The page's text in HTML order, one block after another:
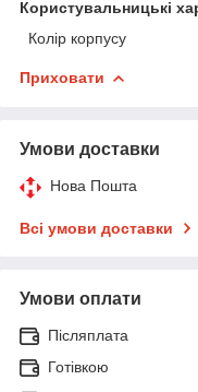
Користувальницькі
Колір корпусу
Приховати
Умови доставки
Нова Пошта
Всі умови доставки
Умови оплати
Післяплата
Готівкою